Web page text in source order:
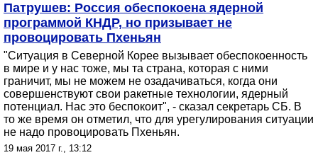
Патрушев: Россия обеспокоена ядерной
программой КНДР, но призывает не
провоцировать Пхеньян
"Ситуация в Северной Корее вызывает обеспокоенность
в мире и у нас тоже, мы та страна, которая с ними
граничит, мы не можем не озадачиваться, когда они
совершенствуют свои ракетные технологии, ядерный
потенциал. Нас это беспокоит", - сказал секретарь СБ. В
то же время он отметил, что для урегулирования ситуации
не надо провоцировать Пхеньян.
19 мая 2017 г., 13:12